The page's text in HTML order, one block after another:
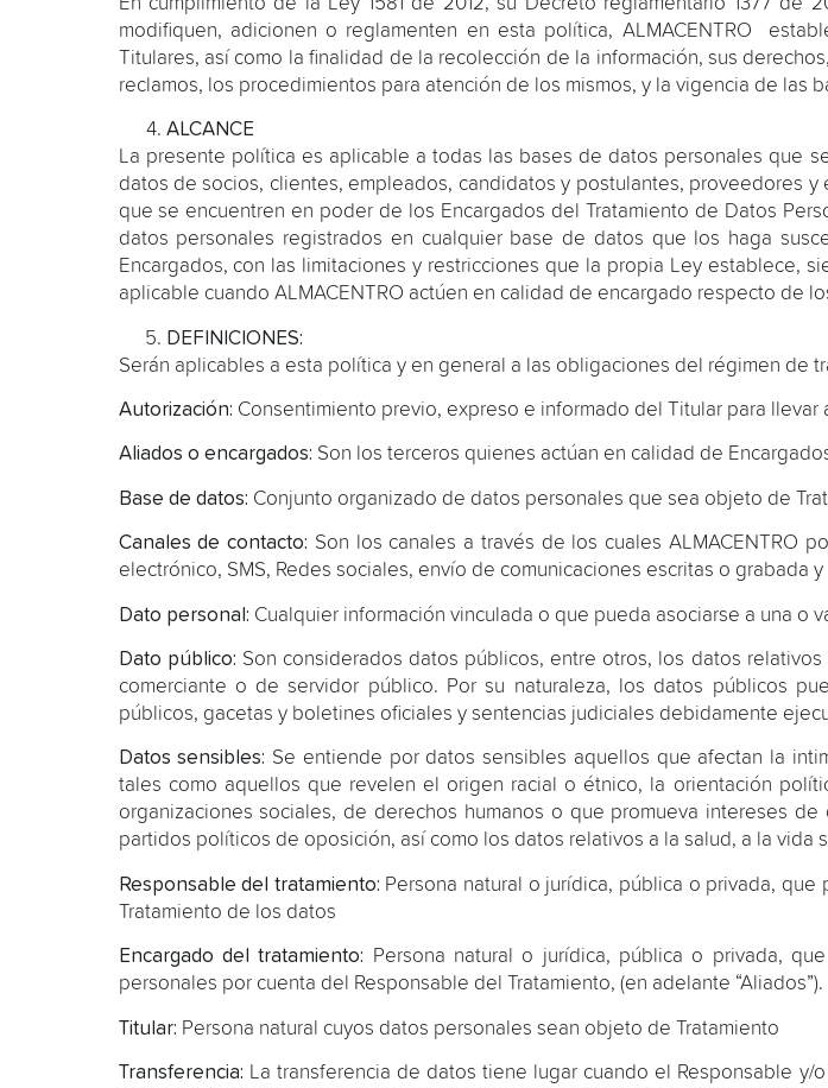
En cumplimiento de la Ley 1581 de 2012, su Decreto reglamentario 1377
modifiquen, adicionen o reglamenten en esta política, ALMACENTRO
Titulares, así como la finalidad de la recolección de la información, sus
reclamos, los procedimientos para atención de los mismos, y la vigencia de las
ALCANCE
La presente política es aplicable a todas las bases de datos personales que
datos de socios, clientes, empleados, candidatos y postulantes, proveedores
que se encuentren en poder de los Encargados del Tratamiento de Datos
datos personales registrados en cualquier base de datos que los haga
Encargados, con las limitaciones y restricciones que la propia Ley establece,
aplicable cuando ALMACENTRO actúen en calidad de encargado respecto de
DEFINICIONES:
Serán aplicables a esta política y en general a las obligaciones del régimen de
Autorización: Consentimiento previo, expreso e informado del Titular para
Aliados o encargados: Son los terceros quienes actúan en calidad de
Base de datos: Conjunto organizado de datos personales que sea objeto de
Canales de contacto: Son los canales a través de los cuales ALMACENTRO
electrónico, SMS, Redes sociales, envío de comunicaciones escritas o grabada
Dato personal: Cualquier información vinculada o que pueda asociarse a una o
Dato público: Son considerados datos públicos, entre otros, los datos
comerciante o de servidor público. Por su naturaleza, los datos públicos
públicos, gacetas y boletines oficiales y sentencias judiciales debidamente
Datos sensibles: Se entiende por datos sensibles aquellos que afectan la
tales como aquellos que revelen el origen racial o étnico, la orientación
organizaciones sociales, de derechos humanos o que promueva intereses
partidos políticos de oposición, así como los datos relativos a la salud, a la vida
Responsable del tratamiento: Persona natural o jurídica, pública o privada,
Tratamiento de los datos
Encargado del tratamiento: Persona natural o jurídica, pública o privada,
personales por cuenta del Responsable del Tratamiento, (en adelante “Aliados”).
Titular: Persona natural cuyos datos personales sean objeto de Tratamiento
Transferencia: La transferencia de datos tiene lugar cuando el Responsable